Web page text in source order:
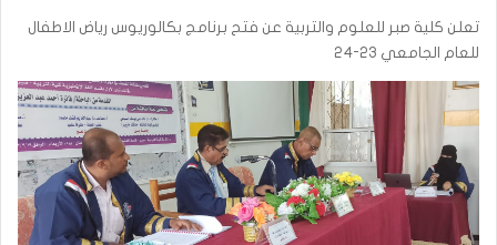
تعلن كلية صبر للعلوم والتربية عن فتح برنامج بكالوريوس رياض الاطفال
للعام الجامعي 23-24